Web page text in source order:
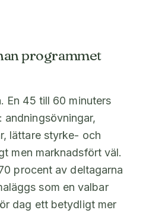
programmet
En 45 till 60 minuters
andningsövningar,
lättare styrke- och
men marknadsfört väl.
procent av deltagarna
som en valbar
dag ett betydligt mer